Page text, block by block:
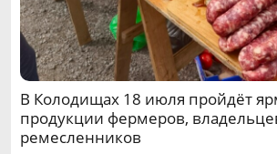
В Колодищах 18 июля пройдёт
продукции фермеров,
ремесленников